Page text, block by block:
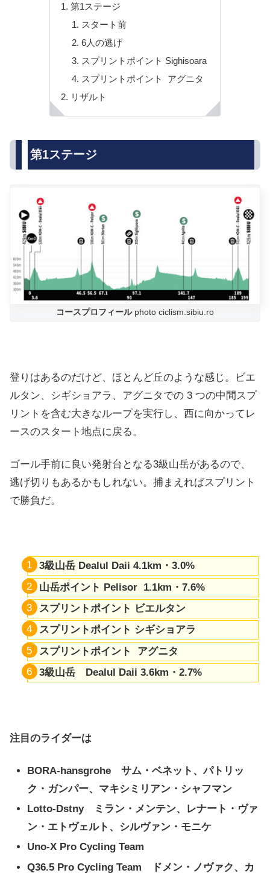
第1ステージ
スタート前
6人の逃げ
スプリントポイント Sighisoara
スプリントポイント アグニタ
リザルト
第1ステージ
コースプロフィールphoto ciclism.sibiu.ro
登りはあるのだけど、ほとんど丘のような感じ。ビエ
ルタン、シギショアラ、アグニタでの 3 つの中間スプ
リントを含む大きなループを実行し、西に向かってレ
ースのスタート地点に戻る。
ゴール手前に良い発射台となる3級山岳があるので、
逃げ切りもあるかもしれない。捕まえればスプリント
で勝負だ。
3級山岳 Dealul Daii 4.1km・3.0%
山岳ポイント Pelisor 1.1km・7.6%
スプリントポイント ビエルタン
スプリントポイント シギショアラ
スプリントポイント アグニタ
3級山岳 Dealul Daii 3.6km・2.7%
注目のライダーは
BORA-hansgrohe サム・ベネット、パトリッ
ク・ガンパー、マキシミリアン・シャフマン
Lotto-Dstny ミラン・メンテン、レナート・ヴァ
ン・エトヴェルト、シルヴァン・モニケ
Uno-X Pro Cycling Team
Q36.5 Pro Cycling Team ドメン・ノヴァク、カ